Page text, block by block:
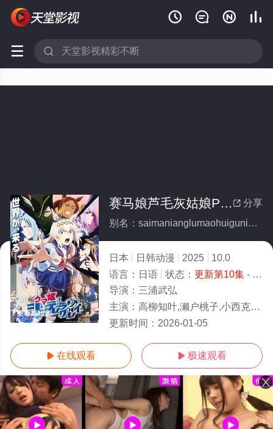
   
 
更新第10集
 分享
赛马娘芦毛灰姑娘Part2
别名：saimanianglumaohuiguniangPart2
日本 日韩动漫 2025
10.0
语言： 日语 状态： 更新第10集- 免费观看
导演： 三浦武弘
主演： 高柳知叶,濑户桃子,小西克幸,大塚芳忠,伊濑茉莉也,涩谷彩乃,大地
更新时间： 2026-01-05
 在线观看  极速观看